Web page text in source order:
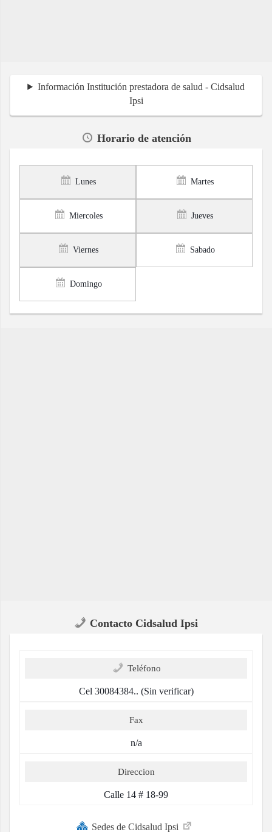
Información Institución prestadora de salud - Cidsalud
Ipsi
Horario de atención
Lunes Martes
Miercoles Jueves
Viernes Sabado
Domingo
Contacto Cidsalud Ipsi
Teléfono
Cel 30084384.. (Sin verificar)
Fax
n/a
Direccion
Calle 14 # 18-99
Sedes de Cidsalud Ipsi